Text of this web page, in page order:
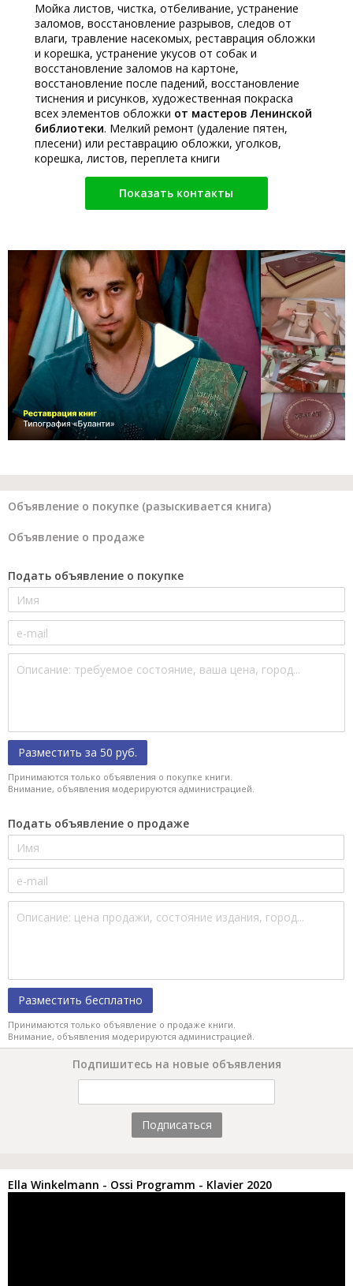
Мойка листов, чистка, отбеливание, устранение
заломов, восстановление разрывов, следов от
влаги, травление насекомых, реставрация обложки
и корешка, устранение укусов от собак и
восстановление заломов на картоне,
восстановление после падений, восстановление
тиснения и рисунков, художественная покраска
всех элементов обложки от мастеров Ленинской
библиотеки. Мелкий ремонт (удаление пятен,
плесени) или реставрацию обложки, уголков,
корешка, листов, переплета книги
Показать контакты
Объявление о покупке (разыскивается книга)
Объявление о продаже
Подать объявление о покупке
Разместить за 50 руб.
Принимаются только объявления о покупке книги.
Внимание, объявления модерируются администрацией.
Подать объявление о продаже
Разместить бесплатно
Принимаются только объявление о продаже книги.
Внимание, объявления модерируются администрацией.
Подпишитесь на новые объявления
Подписаться
Ella Winkelmann - Ossi Programm - Klavier 2020